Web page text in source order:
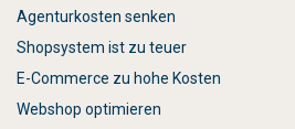
Agenturkosten senken
Shopsystem ist zu teuer
E-Commerce zu hohe Kosten
Webshop optimieren